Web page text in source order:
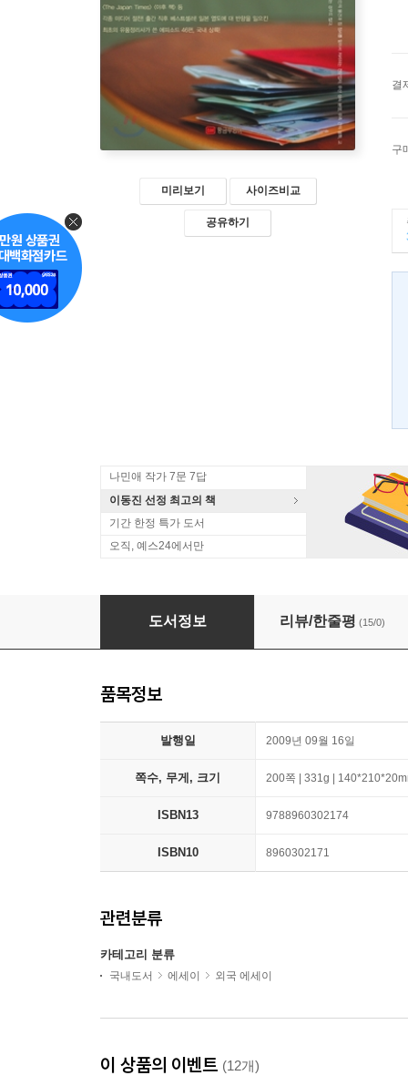
미리보기 사이즈비교
공유하기
결
구
나민애 작가 7문 7답
이동진 선정 최고의 책
기간 한정 특가 도서
오직, 예스24에서만
유품 정리인은 보았다!
도서정보 리뷰/한줄평 (15/0)
품목정보
발행일 2009년 09월 16일
쪽수, 무게, 크기 200쪽 | 331g |
ISBN13 9788960302174
ISBN10 8960302171
관련분류
카테고리 분류
국내도서 에세이 외국 에세이
이 상품의 이벤트 (12개)